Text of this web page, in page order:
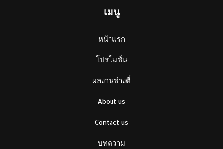
เมนู
หน้าแรก
โปรโมชั่น
ผลงานช่างตี๋
About us
Contact us
บทความ